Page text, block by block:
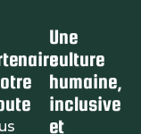
Une
culture
humaine,
inclusive
et